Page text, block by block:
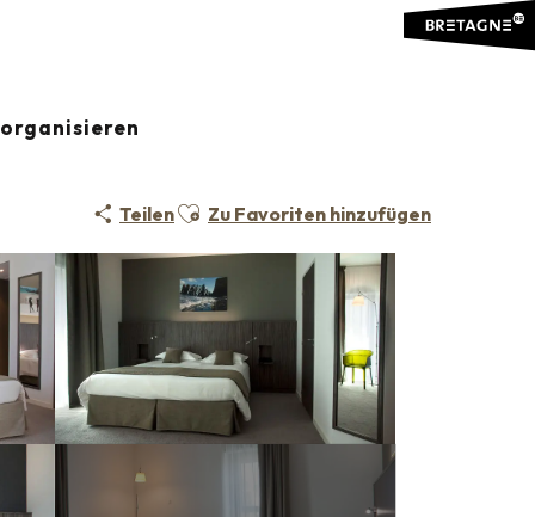
TeilenAjouter aux favoris
Zu Favoriten hinzufügen